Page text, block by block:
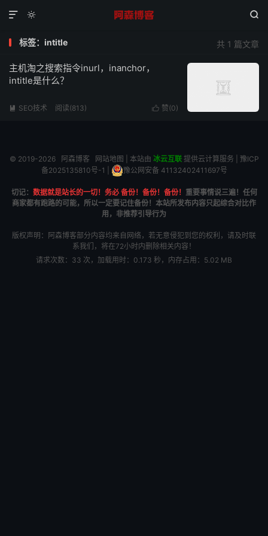
 

共 1 篇文章
标签：intitle
主机淘之搜索指令inurl，inanchor，
intitle是什么？
 赞(0)
 SEO技术 阅读(813)
© 2019-2026 阿森博客 网站地图 | 本站由 冰云互联提供云计算服务 | 豫ICP
备2025135810号-1
豫公网安备 41132402411697号
切记： 数据就是站长的一切！务必 备份！备份！备份！ 重要事情说三遍！任何
商家都有跑路的可能，所以一定要记住备份！本站所发布内容只起综合对比作
用，非推荐引导行为
版权声明：阿森博客部分内容均来自网络，若无意侵犯到您的权利，请及时联
系我们，将在72小时内删除相关内容！
请求次数：33 次，加载用时：0.173 秒，内存占用：5.02 MB